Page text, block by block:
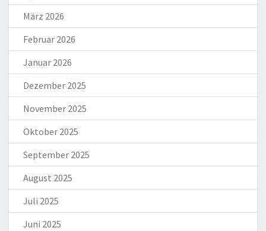
März 2026
Februar 2026
Januar 2026
Dezember 2025
November 2025
Oktober 2025
September 2025
August 2025
Juli 2025
Juni 2025